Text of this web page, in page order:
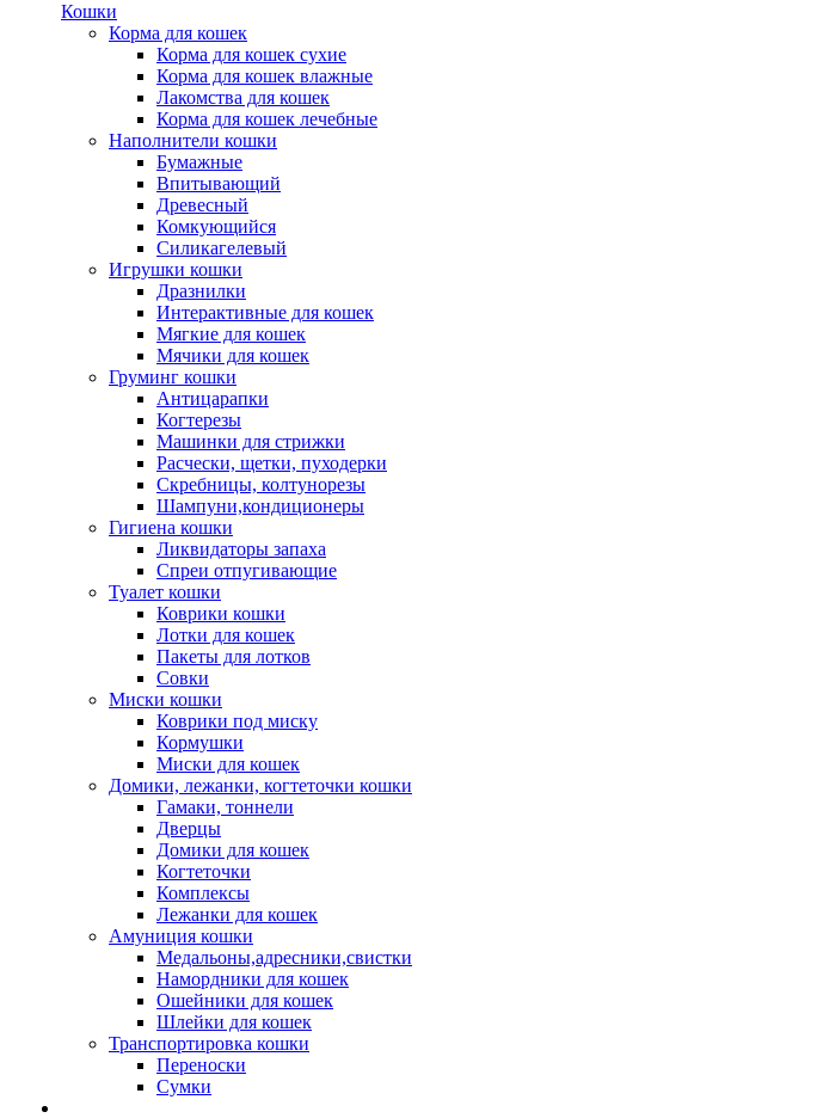
Кошки
Корма для кошек
Корма для кошек сухие
Корма для кошек влажные
Лакомства для кошек
Корма для кошек лечебные
Наполнители кошки
Бумажные
Впитывающий
Древесный
Комкующийся
Силикагелевый
Игрушки кошки
Дразнилки
Интерактивные для кошек
Мягкие для кошек
Мячики для кошек
Груминг кошки
Антицарапки
Когтерезы
Машинки для стрижки
Расчески, щетки, пуходерки
Скребницы, колтунорезы
Шампуни,кондиционеры
Гигиена кошки
Ликвидаторы запаха
Спреи отпугивающие
Туалет кошки
Коврики кошки
Лотки для кошек
Пакеты для лотков
Совки
Миски кошки
Коврики под миску
Кормушки
Миски для кошек
Домики, лежанки, когтеточки кошки
Гамаки, тоннели
Дверцы
Домики для кошек
Когтеточки
Комплексы
Лежанки для кошек
Амуниция кошки
Медальоны,адресники,свистки
Намордники для кошек
Ошейники для кошек
Шлейки для кошек
Транспортировка кошки
Переноски
Сумки